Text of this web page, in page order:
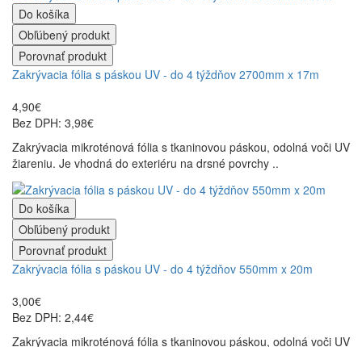
Do košíka
Obľúbený produkt
Porovnať produkt
Zakrývacia fólia s páskou UV - do 4 týždňov 2700mm x 17m
4,90€
Bez DPH: 3,98€
Zakrývacia mikroténová fólia s tkaninovou páskou, odolná voči UV
žiareniu. Je vhodná do exteriéru na drsné povrchy ..
Do košíka
Obľúbený produkt
Porovnať produkt
Zakrývacia fólia s páskou UV - do 4 týždňov 550mm x 20m
3,00€
Bez DPH: 2,44€
Zakrývacia mikroténová fólia s tkaninovou páskou, odolná voči UV